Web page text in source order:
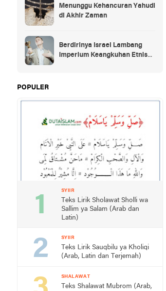
Menunggu Kehancuran Yahudi
di Akhir Zaman
Berdirinya Israel Lambang
Imperium Keangkuhan Etnis
POPULER
SYIIR
Teks Lirik Sholawat Sholli wa
Sallim ya Salam (Arab dan
Latin)
SYIIR
Teks Lirik Sauqbilu ya Kholiqi
(Arab, Latin dan Terjemah)
SHALAWAT
Teks Shalawat Mubrom (Arab,